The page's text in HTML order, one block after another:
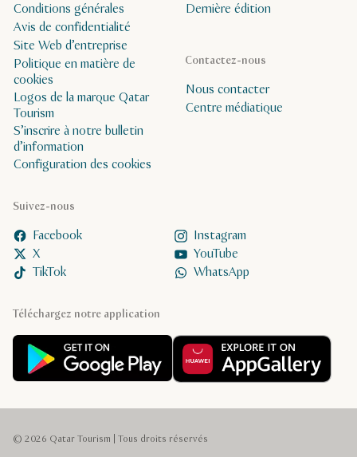
Téléchargez notre application
Dernière édition
Suivez-nous
Facebook
Instagram
X
YouTube
TikTok
WhatsApp
Contactez-nous
Nous contacter
Centre médiatique
Conditions générales
Avis de confidentialité
Site Web d’entreprise
Politique en matière de
cookies
Logos de la marque Qatar
Tourism
S’inscrire à notre bulletin
d’information
Configuration des cookies
© 2026 Qatar Tourism | Tous droits réservés